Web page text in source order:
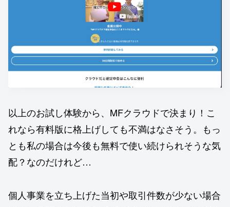
以上のお試し体験から、MFクラウドで決まり！こ
れなら有料版に格上げしても不満はなさそう。もっ
とも私の場合は今後も無料で使い続けられそうな気
配？なのだけれど…
個人事業を立ち上げた当初や取引件数が少ない場合